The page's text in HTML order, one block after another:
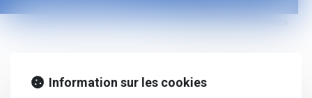
Information sur les cookies